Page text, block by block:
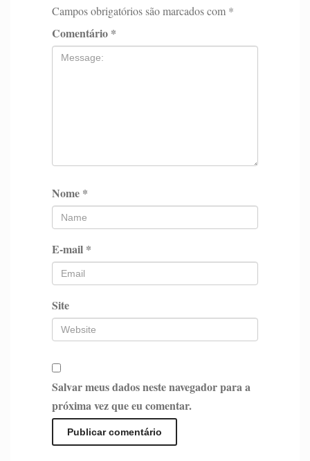
Campos obrigatórios são marcados com *
Comentário *
Nome *
E-mail *
Site
Salvar meus dados neste navegador para a
próxima vez que eu comentar.